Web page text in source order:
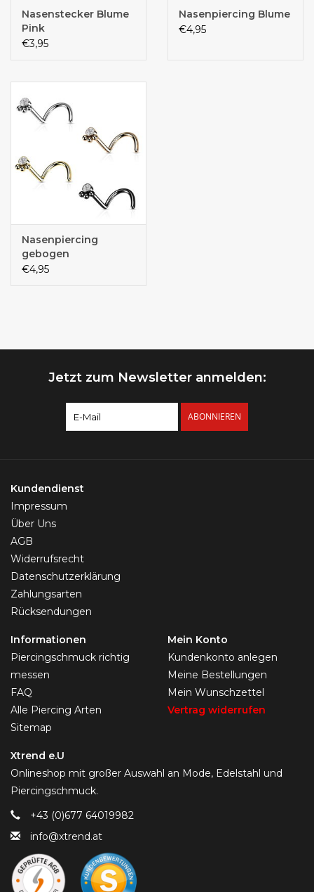
Nasenstecker Blume
Pink
€3,95
Nasenpiercing Blume
€4,95
Nasenpiercing
gebogen
€4,95
Jetzt zum Newsletter anmelden:
ABONNIEREN
Kundendienst
Impressum
Über Uns
AGB
Widerrufsrecht
Datenschutzerklärung
Zahlungsarten
Rücksendungen
Informationen
Piercingschmuck richtig
messen
FAQ
Alle Piercing Arten
Sitemap
Mein Konto
Kundenkonto anlegen
Meine Bestellungen
Mein Wunschzettel
Vertrag widerrufen
Xtrend e.U
Onlineshop mit großer Auswahl an Mode, Edelstahl und
Piercingschmuck.
+43 (0)677 64019982
info@xtrend.at